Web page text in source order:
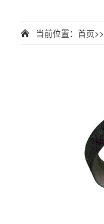
当前位置： 首页>>